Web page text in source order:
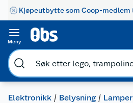
Kjøpeutbytte som Coop-medlem
Meny
Elektronikk Belysning Lamper